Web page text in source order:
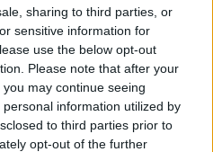
sharing to third parties, or
sensitive information for
use the below opt-out
Please note that after your
may continue seeing
information utilized by
to third parties prior to
opt-out of the further
ще потече към